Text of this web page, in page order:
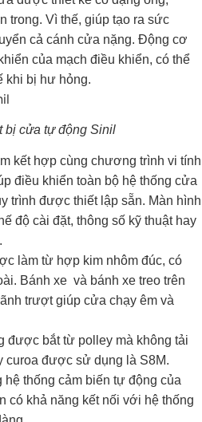
trong. Vì thế, giúp tạo ra sức
cả cánh cửa nặng. Động cơ
của mạch điều khiển, có thể
khi bị hư hỏng.
bị cửa tự động Sinil
kết hợp cùng chương trình vi tính
điều khiển toàn bộ hệ thống cửa
trình được thiết lập sẵn. Màn hình
độ cài đặt, thông số kỹ thuật hay
làm từ hợp kim nhôm đúc, có
Bánh xe và bánh xe treo trên
trượt giúp cửa chạy êm và
được bắt từ polley mà không tải
curoa được sử dụng là S8M.
hệ thống cảm biến tự động của
có khả năng kết nối với hệ thống